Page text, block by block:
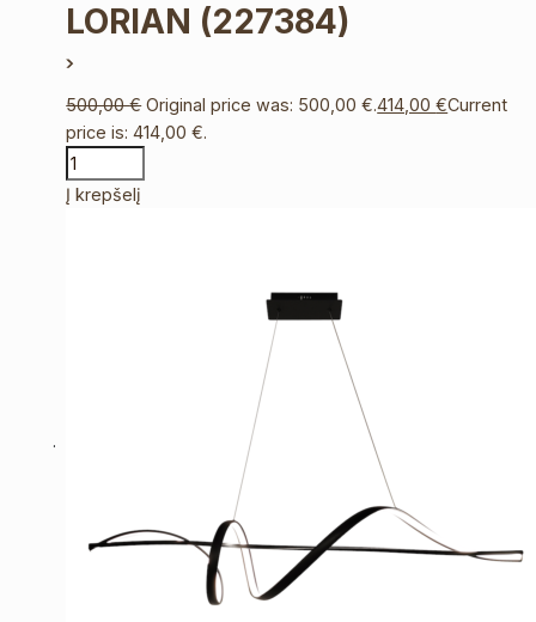
LORIAN (227384)
500,00€ Original price was: 500,00 €.414,00€Current
price is: 414,00 €.
Į krepšelį